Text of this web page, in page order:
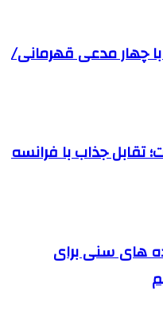
با چهار مدعی قهرمانی/
تقابل جذاب با فرانسه
های سنی برای